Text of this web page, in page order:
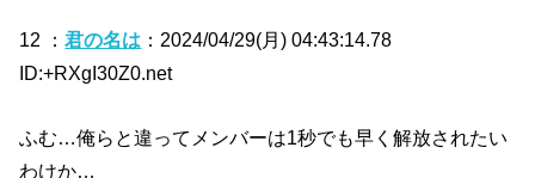
12 ：君の名は ：2024/04/29(月) 04:43:14.78
ID:+RXgI30Z0.net
ふむ…俺らと違ってメンバーは1秒でも早く解放されたい
わけか…